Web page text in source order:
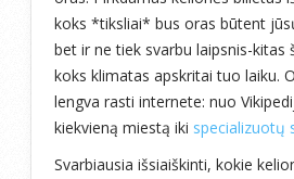
koks *tiksliai* bus oras būtent
bet ir ne tiek svarbu laipsnis-kitas
koks klimatas apskritai tuo laiku.
lengva rasti internete: nuo
kiekvieną miestą iki specializuotų
Svarbiausia išsiaiškinti, kokie